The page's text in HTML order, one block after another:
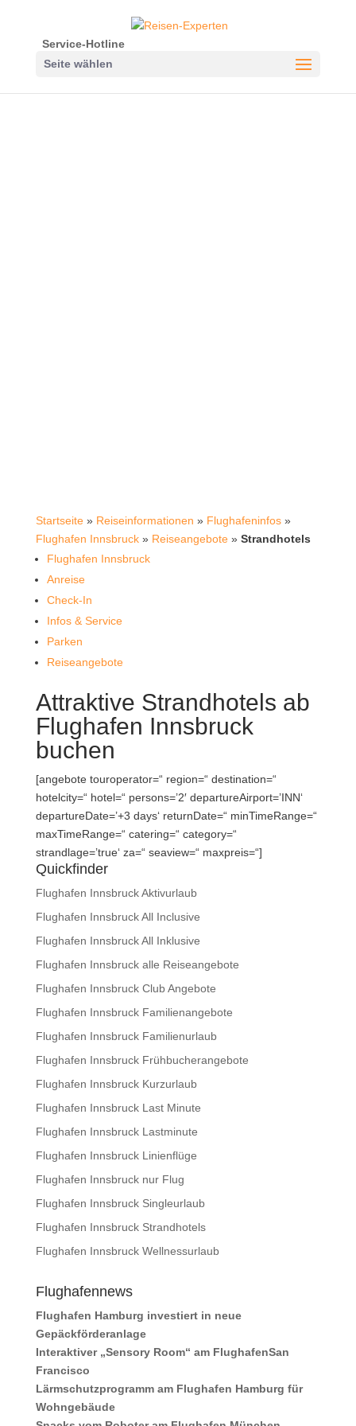
Service-Hotline
Seite wählen
Startseite» Reiseinformationen » Flughafeninfos»
Flughafen Innsbruck» Reiseangebote» Strandhotels
Flughafen Innsbruck
Anreise
Check-In
Infos & Service
Parken
Reiseangebote
Attraktive Strandhotels ab
Flughafen Innsbruck
buchen
[angebote touroperator=“ region=“ destination=“
hotelcity=“ hotel=“ persons=’2′ departureAirport=’INN‘
departureDate=’+3 days‘ returnDate=“ minTimeRange=“
maxTimeRange=“ catering=“ category=“
strandlage=’true‘ za=“ seaview=“ maxpreis=“]
Quickfinder
Flughafen Innsbruck Aktivurlaub
Flughafen Innsbruck All Inclusive
Flughafen Innsbruck All Inklusive
Flughafen Innsbruck alle Reiseangebote
Flughafen Innsbruck Club Angebote
Flughafen Innsbruck Familienangebote
Flughafen Innsbruck Familienurlaub
Flughafen Innsbruck Frühbucherangebote
Flughafen Innsbruck Kurzurlaub
Flughafen Innsbruck Last Minute
Flughafen Innsbruck Lastminute
Flughafen Innsbruck Linienflüge
Flughafen Innsbruck nur Flug
Flughafen Innsbruck Singleurlaub
Flughafen Innsbruck Strandhotels
Flughafen Innsbruck Wellnessurlaub
Flughafennews
Flughafen Hamburg investiert in neue
Gepäckförderanlage
Interaktiver „Sensory Room“ am FlughafenSan
Francisco
Lärmschutzprogramm am Flughafen Hamburg für
Wohngebäude